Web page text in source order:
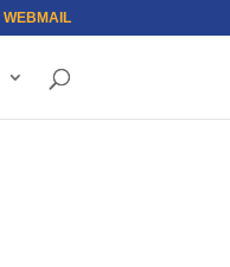
WEBMAIL